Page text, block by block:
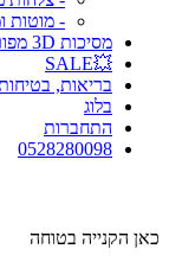
- מוטות
מסיכות 3D מפורסמים
💥SALE
בריאות,
בלוג
התחברות
0528280098
כאן הקנייה בטוחה